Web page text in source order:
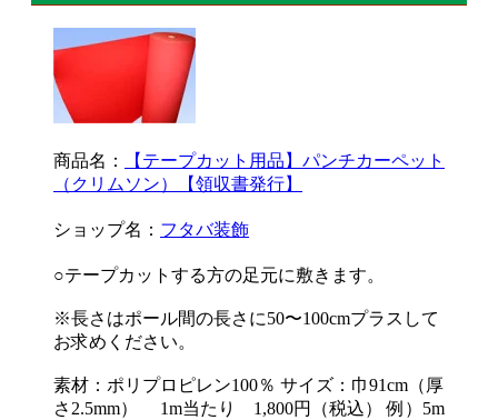
商品名：
【テープカット用品】パンチカーペット
（クリムソン）【領収書発行】
ショップ名： フタバ装飾
○テープカットする方の足元に敷きます。
※長さはポール間の長さに50〜100cmプラスして
お求めください。
素材：ポリプロピレン100％ サイズ：巾91cm（厚
さ2.5mm） 1m当たり 1,800円（税込） 例）5m